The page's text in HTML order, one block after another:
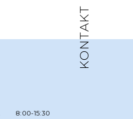
KONTAKT
8:00-15:30